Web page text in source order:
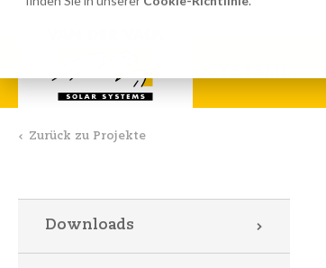
Zurück zu Projekte
Downloads